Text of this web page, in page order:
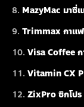
MazyMac มาซี่
Trimmax กาแ
Visa Coffee
Vitamin CX
ZixPro ซิกโปร